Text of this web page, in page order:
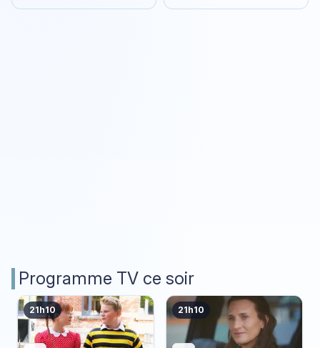
Programme TV ce soir
21h10 21h10